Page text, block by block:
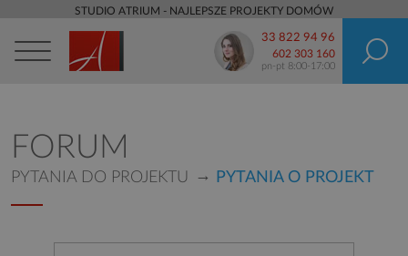
STUDIO ATRIUM - NAJLEPSZE PROJEKTY DOMÓW
33 822 94 96
602 303 160
pn-pt 8:00-17:00
FORUM
PYTANIA DO PROJEKTU PYTANIA O PROJEKT